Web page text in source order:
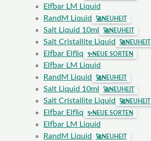
Elfbar LM Liquid
RandM Liquid
🚀NEUHEIT
Salt Liquid 10ml 🚀NEUHEIT
Salt Cristallite Liquid 🚀NEUHEIT
Elfbar Elfliq ✨NEUE SORTEN
Elfbar LM Liquid
RandM Liquid
🚀NEUHEIT
Salt Liquid 10ml 🚀NEUHEIT
Salt Cristallite Liquid 🚀NEUHEIT
Elfbar Elfliq ✨NEUE SORTEN
Elfbar LM Liquid
RandM Liquid
🚀NEUHEIT